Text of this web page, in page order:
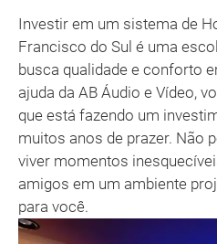
Investir em um sistema de
Francisco do Sul é uma
busca qualidade e conforto
ajuda da AB Áudio e Vídeo,
que está fazendo um
muitos anos de prazer. Não
viver momentos
amigos em um ambiente
para você.